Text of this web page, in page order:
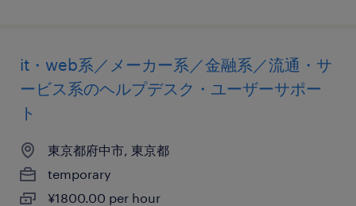
it・web系／メーカー系／金融系／流通・サ
ービス系のヘルプデスク・ユーザーサポー
ト
東京都府中市, 東京都
temporary
¥1800.00 per hour